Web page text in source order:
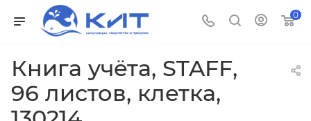
0
Книга учёта, STAFF,
96 листов, клетка,